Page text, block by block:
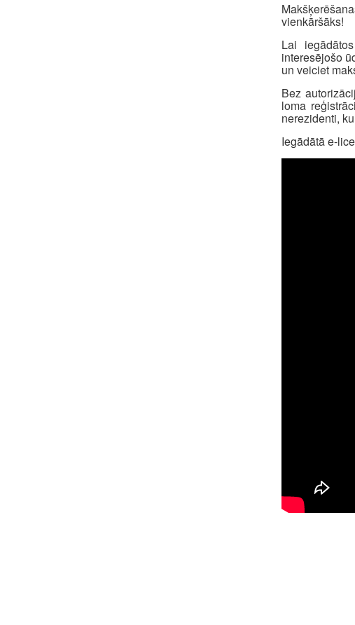
vienkāršāks!
Lai
interesējošo
un veiciet
Bez
loma
nerezidenti,
Iegādātā e-